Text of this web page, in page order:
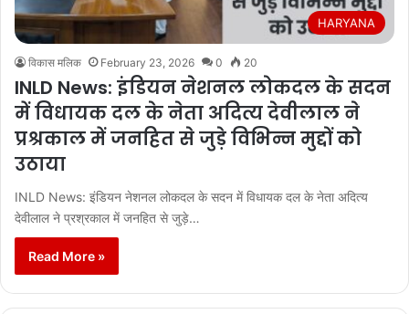
HARYANA
विकास मलिक February 23, 2026 0 20
INLD News: इंडियन नेशनल लोकदल के सदन
में विधायक दल के नेता अदित्य देवीलाल ने
प्रश्रकाल में जनहित से जुड़े विभिन्न मुद्दों को
उठाया
INLD News: इंडियन नेशनल लोकदल के सदन में विधायक दल के नेता अदित्य
देवीलाल ने प्रश्रकाल में जनहित से जुड़े…
Read More »